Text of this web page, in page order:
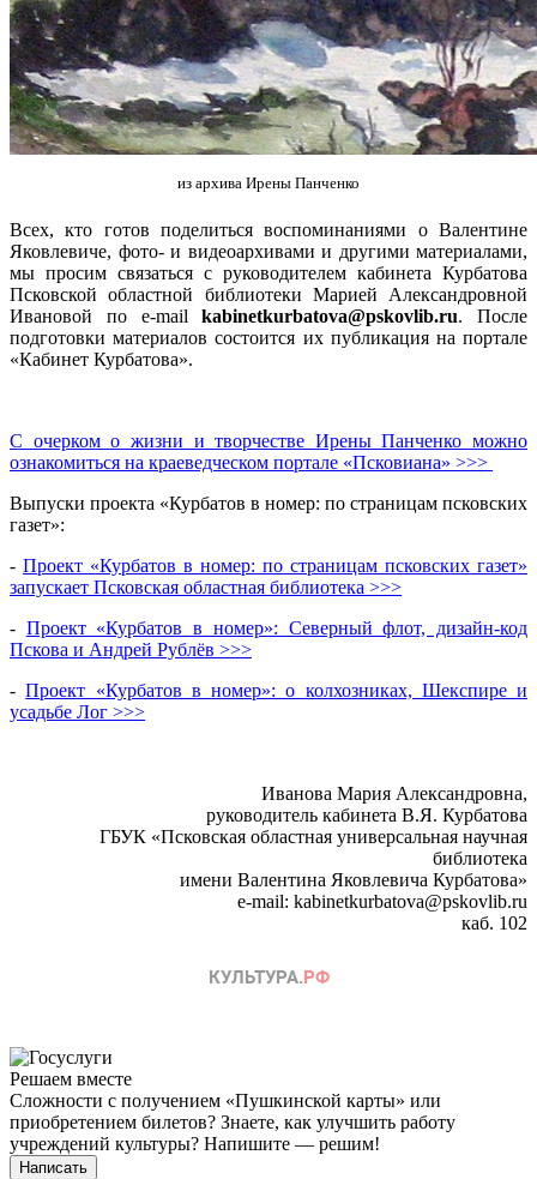
из архива Ирены Панченко
Всех, кто готов поделиться воспоминаниями о Валентине
Яковлевиче, фото- и видеоархивами и другими материалами,
мы просим связаться с руководителем кабинета Курбатова
Псковской областной библиотеки Марией Александровной
Ивановой по e-mailkabinetkurbatova@pskovlib.ru. После
подготовки материалов состоится их публикация на портале
«Кабинет Курбатова».
С очерком о жизни и творчестве Ирены Панченко можно
ознакомиться на краеведческом портале «Псковиана» >>>
Выпуски проекта «Курбатов в номер: по страницам псковских
газет»:
- Проект «Курбатов в номер: по страницам псковских газет»
запускает Псковская областная библиотека >>>
- Проект «Курбатов в номер»: Северный флот, дизайн-код
Пскова и Андрей Рублёв >>>
-Проект «Курбатов в номер»: о колхозниках, Шекспире и
усадьбе Лог >>>
Иванова Мария Александровна,
руководитель кабинета В.Я. Курбатова
ГБУК «Псковская областная универсальная научная
библиотека
имени Валентина Яковлевича Курбатова»
e-mail: kabinetkurbatova@pskovlib.ru
каб. 102
Решаем вместе
Сложности с получением «Пушкинской карты» или
приобретением билетов? Знаете, как улучшить работу
учреждений культуры? Напишите — решим!
Написать